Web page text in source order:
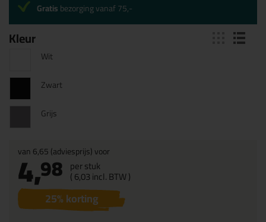
Kleur
Wit
Zwart
Grijs
van6,65(adviesprijs) voor
4,98 per stuk
(6,03incl. BTW )
25% korting
Gratisbezorging vanaf 75,-